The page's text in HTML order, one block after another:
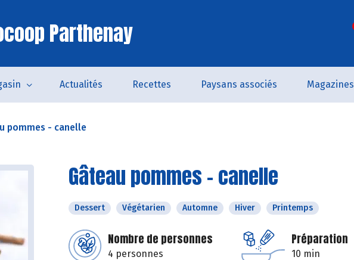
Parthenay
Actualités Recettes Paysans associés Magazines
pommes - canelle
Gâteau pommes - canelle
Dessert Végétarien Automne Hiver Printemps
Nombre de personnes
4 personnes
Préparation
10 min